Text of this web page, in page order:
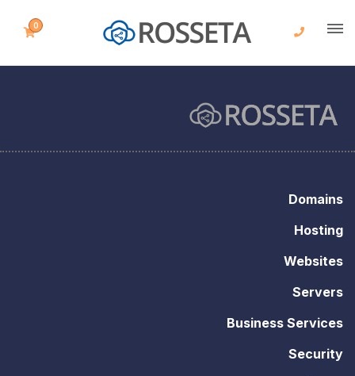
0
Domains
Hosting
Websites
Servers
Business Services
Security